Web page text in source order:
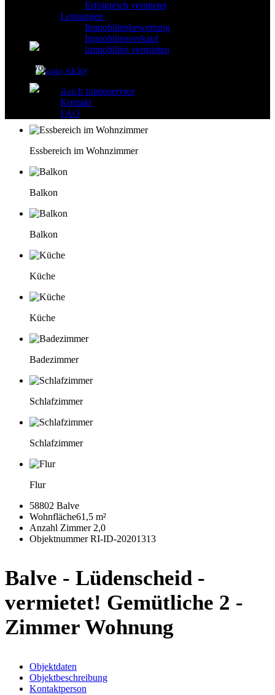
Erfolgreich vermietet
Leistungen
Immobilienbewertung
Immobilienverkauf
Immobilien vermieten
Reich Immoservice
Kontakt
FAQ
Wohnzimmer
Wohnzimmer
Essbereich im Wohnzimmer
Balkon
Balkon
Küche
Küche
Badezimmer
Schlafzimmer
Schlafzimmer
Flur
58802 Balve
Wohnfläche61,5 m²
Anzahl Zimmer2,0
ObjektnummerRI-ID-20201313
Balve - Lüdenscheid -
vermietet! Gemütliche 2 -
Zimmer Wohnung
Objektdaten
Objektbeschreibung
Kontaktperson